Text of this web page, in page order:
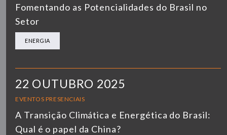
Fomentando as Potencialidades do Brasil no
Setor
ENERGIA
22 OUTUBRO 2025
EVENTOS PRESENCIAIS
A Transição Climática e Energética do Brasil:
Qual é o papel da China?